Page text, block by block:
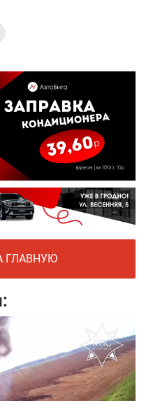
ГЛАВНУЮ